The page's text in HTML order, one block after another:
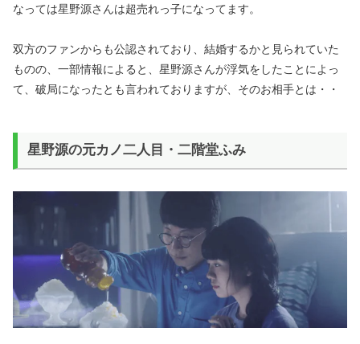
なっては星野源さんは超売れっ子になってます。
双方のファンからも公認されており、結婚するかと見られていた
ものの、一部情報によると、星野源さんが浮気をしたことによっ
て、破局になったとも言われておりますが、そのお相手とは・・
星野源の元カノ二人目・二階堂ふみ